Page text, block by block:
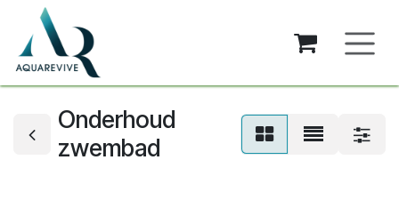
Overslaan naar inhoud
Onderhoud
zwembad